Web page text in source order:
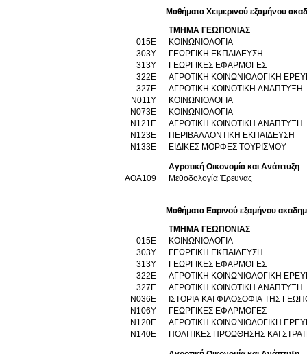
Μαθήματα Χειμερινού εξαμήνου
ΤΜΗΜΑ ΓΕΩΠΟΝΙΑΣ
015Ε
ΚΟΙΝΩΝΙΟΛΟΓΙΑ
303Υ
ΓΕΩΡΓΙΚΗ ΕΚΠΑΙΔΕΥΣΗ
313Υ
ΓΕΩΡΓΙΚΕΣ ΕΦΑΡΜΟΓΕΣ
322Ε
ΑΓΡΟΤΙΚΗ ΚΟΙΝΩΝΙΟΛΟΓΙΚΗ
327Ε
ΑΓΡΟΤΙΚΗ ΚΟΙΝΟΤΙΚΗ ΑΝΑΠΤΥΞΗ
Ν011Υ
ΚΟΙΝΩΝΙΟΛΟΓΙΑ
Ν073Ε
ΚΟΙΝΩΝΙΟΛΟΓΙΑ
Ν121Ε
ΑΓΡΟΤΙΚΗ ΚΟΙΝΟΤΙΚΗ ΑΝΑΠΤΥΞΗ
Ν123Ε
ΠΕΡΙΒΑΛΛΟΝΤΙΚΗ ΕΚΠΑΙΔΕΥΣΗ
Ν133Ε
ΕΙΔΙΚΕΣ ΜΟΡΦΕΣ ΤΟΥΡΙΣΜΟΥ
Αγροτική Οικονομία και Ανάπτυξη
AOA109
Μεθοδολογία Έρευνας
Μαθήματα Εαρινού εξαμήνου
ΤΜΗΜΑ ΓΕΩΠΟΝΙΑΣ
015Ε
ΚΟΙΝΩΝΙΟΛΟΓΙΑ
303Υ
ΓΕΩΡΓΙΚΗ ΕΚΠΑΙΔΕΥΣΗ
313Υ
ΓΕΩΡΓΙΚΕΣ ΕΦΑΡΜΟΓΕΣ
322Ε
ΑΓΡΟΤΙΚΗ ΚΟΙΝΩΝΙΟΛΟΓΙΚΗ
327Ε
ΑΓΡΟΤΙΚΗ ΚΟΙΝΟΤΙΚΗ ΑΝΑΠΤΥΞΗ
Ν036Ε
ΙΣΤΟΡΙΑ ΚΑΙ ΦΙΛΟΣΟΦΙΑ ΤΗΣ
Ν106Υ
ΓΕΩΡΓΙΚΕΣ ΕΦΑΡΜΟΓΕΣ
Ν120Ε
ΑΓΡΟΤΙΚΗ ΚΟΙΝΩΝΙΟΛΟΓΙΚΗ
Ν140Ε
ΠΟΛΙΤΙΚΕΣ ΠΡΟΩΘΗΣΗΣ ΚΑΙ